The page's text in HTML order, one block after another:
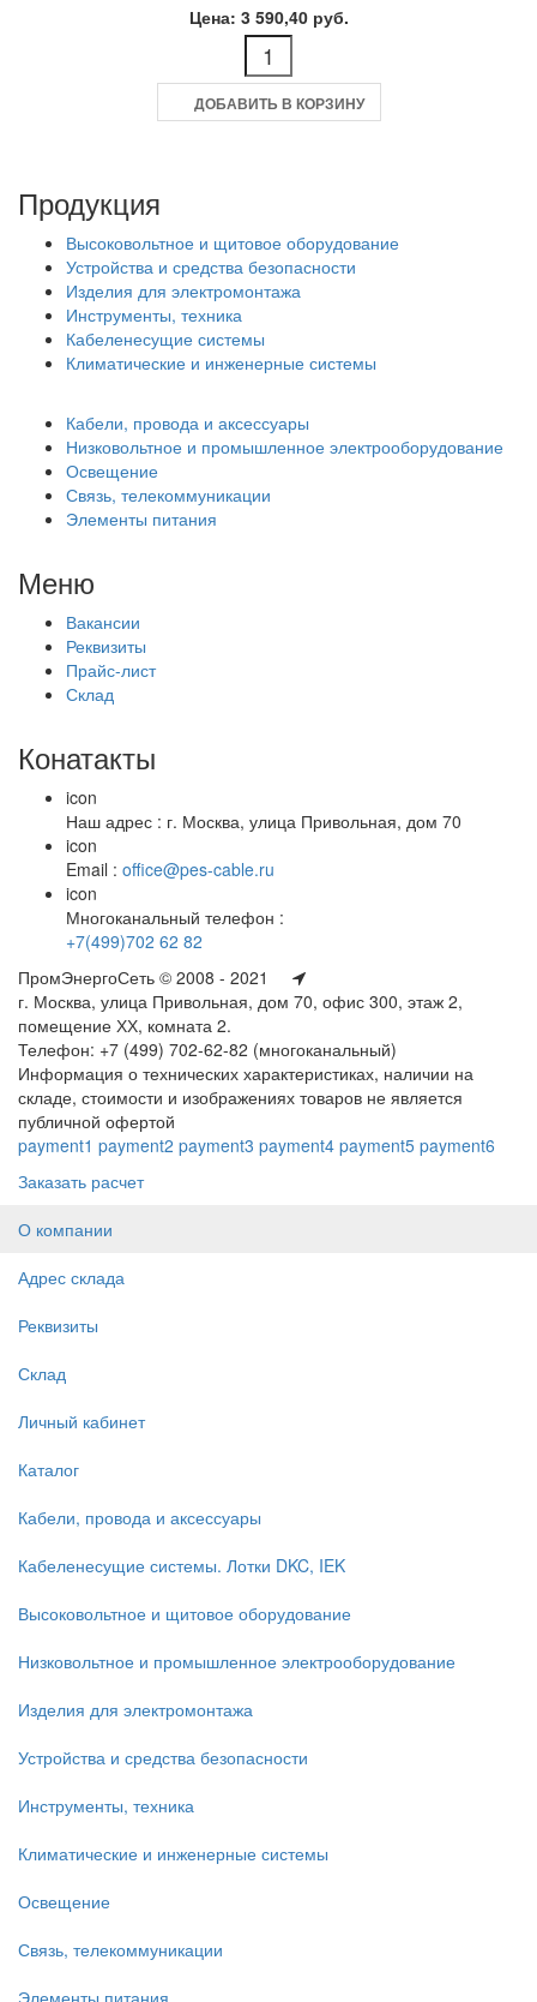
Цена: 3 590,40 руб.
ДОБАВИТЬ В КОРЗИНУ
Продукция
Высоковольтное и щитовое оборудование
Устройства и средства безопасности
Изделия для электромонтажа
Инструменты, техника
Кабеленесущие системы
Климатические и инженерные системы
Кабели, провода и аксессуары
Низковольтное и промышленное электрооборудование
Освещение
Связь, телекоммуникации
Элементы питания
Меню
Вакансии
Реквизиты
Прайс-лист
Склад
Конатакты
icon
Наш адрес : г. Москва, улица Привольная, дом 70
icon
Email : office@pes-cable.ru
icon
Многоканальный телефон :
+7(499)702 62 82
ПромЭнергоСеть © 2008 - 2021
г. Москва, улица Привольная, дом 70, офис 300, этаж 2,
помещение ХХ, комната 2.
Телефон: +7 (499) 702-62-82 (многоканальный)
Информация о технических характеристиках, наличии на
складе, стоимости и изображениях товаров не является
публичной офертой
payment1 payment2 payment3 payment4 payment5 payment6
Заказать расчет
О компании
Адрес склада
Реквизиты
Склад
Личный кабинет
Каталог
Кабели, провода и аксессуары
Кабеленесущие системы. Лотки DKC, IEK
Высоковольтное и щитовое оборудование
Низковольтное и промышленное электрооборудование
Изделия для электромонтажа
Устройства и средства безопасности
Инструменты, техника
Климатические и инженерные системы
Освещение
Связь, телекоммуникации
Элементы питания